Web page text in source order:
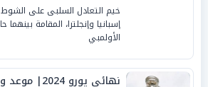
خيم التعادل السلبى على
إسبانيا وإنجلترا، المقامة بينهما
الأولمبي
نهائي يورو